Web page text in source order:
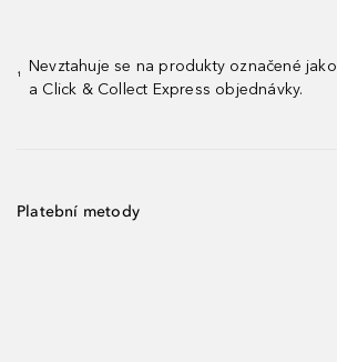
¹
Nevztahuje se na produkty označené
a Click & Collect Express objednávky.
Platební metody